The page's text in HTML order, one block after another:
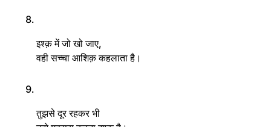
इश्क़ में जो खो जाए,
वही सच्चा आशिक़ कहलाता है।
तुझसे दूर रहकर भी